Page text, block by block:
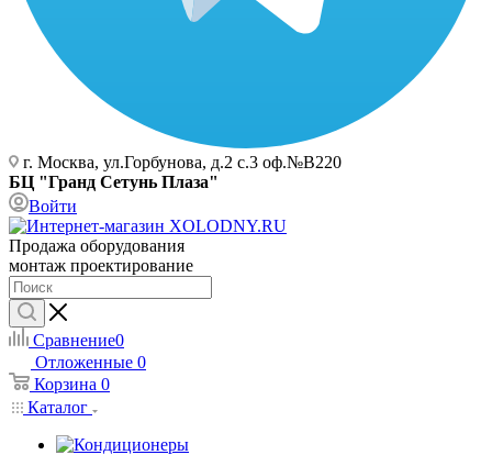
г. Москва, ул.Горбунова, д.2 с.3 оф.№В220
БЦ "Гранд Сетунь Плаза"
Войти
Продажа оборудования
монтаж проектирование
Сравнение0
Отложенные 0
Корзина 0
Каталог